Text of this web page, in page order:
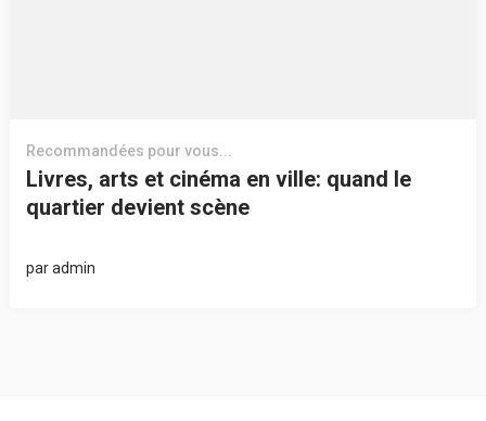
Recommandées pour vous...
Livres, arts et cinéma en ville: quand le
quartier devient scène
paradmin